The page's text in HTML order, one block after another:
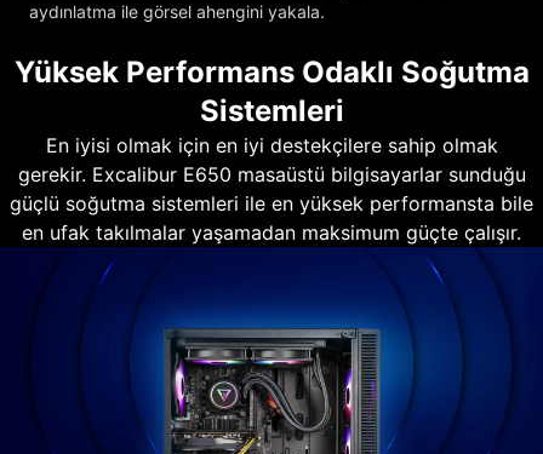
aydınlatma ile görsel ahengini yakala.
Yüksek Performans Odaklı Soğutma
Sistemleri
En iyisi olmak için en iyi destekçilere sahip olmak
gerekir. Excalibur E650 masaüstü bilgisayarlar sunduğu
güçlü soğutma sistemleri ile en yüksek performansta bile
en ufak takılmalar yaşamadan maksimum güçte çalışır.